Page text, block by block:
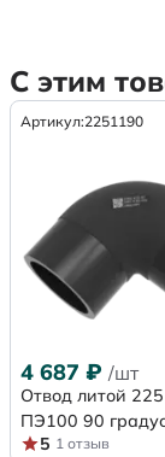
С этим
Артикул:2251190
4 687 ₽ /шт
Отвод литой
ПЭ100 90
5 1 отзыв